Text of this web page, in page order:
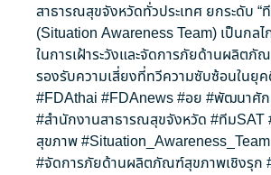
สาธารณสุขจังหวัดทั่วประเทศ ยกระดับ “
(Situation Awareness Team) เป็นกล
ในการเฝ้าระวังและจัดการภัยด้านผลิตภั
รองรับความเสี่ยงที่ทวีความซับซ้อนในยุ
#FDAthai #FDAnews#อย #พัฒนาศัก
#สำนักงานสาธารณสุขจังหวัด #ทีมSAT
สุขภาพ#Situation_Awareness_Team
#จัดการภัยด้านผลิตภัณฑ์สุขภาพเชิงรุก